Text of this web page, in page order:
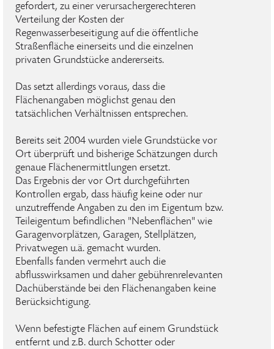
gefordert, zu einer verursachergerechteren
Verteilung der Kosten der
Regenwasserbeseitigung auf die öffentliche
Straßenfläche einerseits und die einzelnen
privaten Grundstücke andererseits.
Das setzt allerdings voraus, dass die
Flächenangaben möglichst genau den
tatsächlichen Verhältnissen entsprechen.
Bereits seit 2004 wurden viele Grundstücke vor
Ort überprüft und bisherige Schätzungen durch
genaue Flächenermittlungen ersetzt.
Das Ergebnis der vor Ort durchgeführten
Kontrollen ergab, dass häufig keine oder nur
unzutreffende Angaben zu den im Eigentum bzw.
Teileigentum befindlichen "Nebenflächen" wie
Garagenvorplätzen, Garagen, Stellplätzen,
Privatwegen u.ä. gemacht wurden.
Ebenfalls fanden vermehrt auch die
abflusswirksamen und daher gebührenrelevanten
Dachüberstände bei den Flächenangaben keine
Berücksichtigung.
Wenn befestigte Flächen auf einem Grundstück
entfernt und z.B. durch Schotter oder